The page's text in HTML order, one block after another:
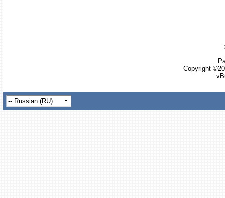
Copyright